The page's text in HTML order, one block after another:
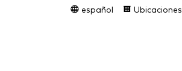
español Ubicaciones